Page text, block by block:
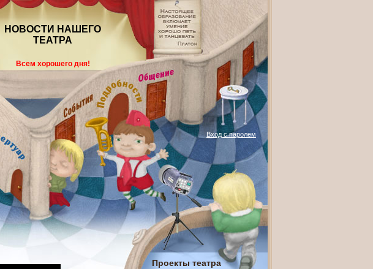
НОВОСТИ НАШЕГО
ТЕАТРА
Всем хорошего дня!
Вход с паролем
Проекты театра